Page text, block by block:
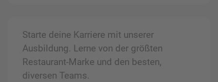
Starte deine Karriere mit unserer
Ausbildung. Lerne von der größten
Restaurant-Marke und den besten,
diversen Teams.